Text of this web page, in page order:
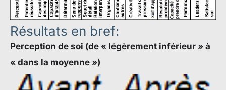
Résultats en bref:
Perception de soi (de « légèrement inférieur » à
« dans la moyenne »)